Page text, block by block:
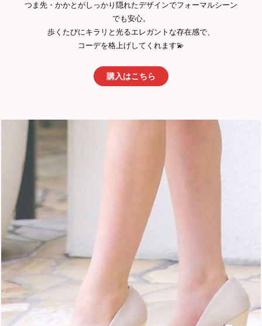
つま先・かかとがしっかり隠れたデザインでフォーマルシーン
でも安心。
歩くたびにキラリと光るエレガントな存在感で、
コーデを格上げしてくれます💫
購入はこちら